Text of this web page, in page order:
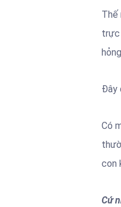
Thế
trực
Đây
Có
con
Cứ